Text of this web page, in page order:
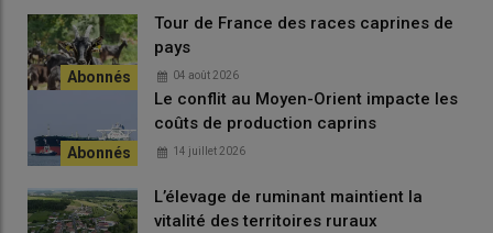
Tour de France des races caprines de
pays
04 août 2026
Le conflit au Moyen-Orient impacte les
coûts de production caprins
14 juillet 2026
L’élevage de ruminant maintient la
vitalité des territoires ruraux